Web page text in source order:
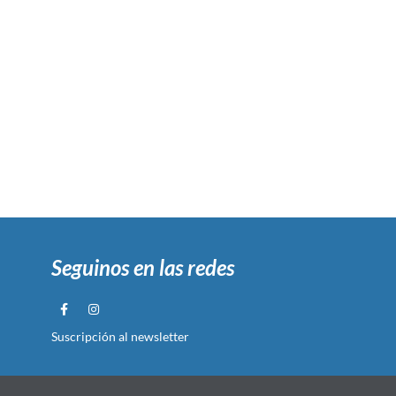
Seguinos en las redes
Suscripción al newsletter